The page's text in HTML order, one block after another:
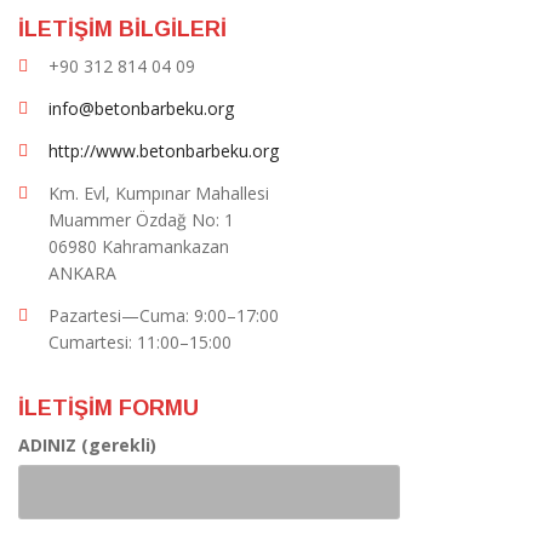
İLETİŞİM BİLGİLERİ
+90 312 814 04 09
info@betonbarbeku.org
http://www.betonbarbeku.org
Km. Evl, Kumpınar Mahallesi
Muammer Özdağ No: 1
06980 Kahramankazan
ANKARA
Pazartesi—Cuma: 9:00–17:00
Cumartesi: 11:00–15:00
İLETİŞİM FORMU
ADINIZ (gerekli)